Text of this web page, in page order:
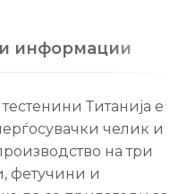
информации
Титанија е
челик и
на три
фетучини и